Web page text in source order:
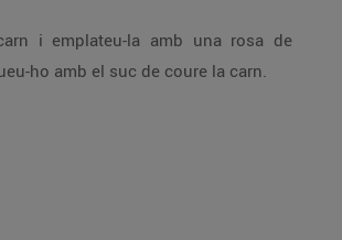
i emplateu-la amb una rosa de
ho amb el suc de coure la carn.